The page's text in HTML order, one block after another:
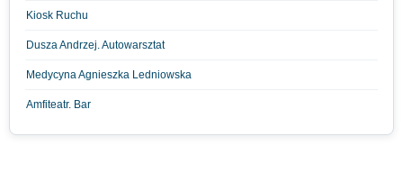
Kiosk Ruchu
Dusza Andrzej. Autowarsztat
Medycyna Agnieszka Ledniowska
Amfiteatr. Bar